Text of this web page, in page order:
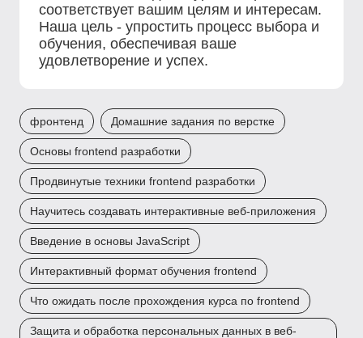
соответствует вашим целям и интересам.
Наша цель - упростить процесс выбора и
обучения, обеспечивая ваше
удовлетворение и успех.
фронтенд Домашние задания по верстке
Основы frontend разработки
Продвинутые техники frontend разработки
Научитесь создавать интерактивные веб-приложения
Введение в основы JavaScript
Интерактивный формат обучения frontend
Что ожидать после прохождения курса по frontend
Защита и обработка персональных данных в веб-